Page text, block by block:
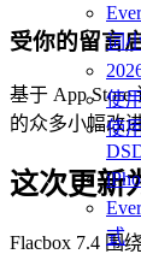
词
使
使
式
受你的留言
基于 App
的众多小幅改
这次更新
Flacbox 7.4 围